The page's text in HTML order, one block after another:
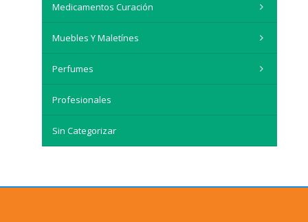
Medicamentos Curación
Muebles Y Maletínes
Perfumes
Profesionales
Sin Categorizar